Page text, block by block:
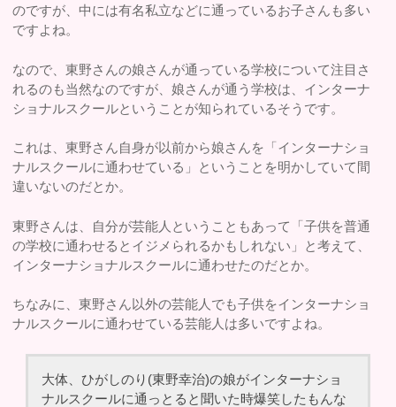
のですが、中には有名私立などに通っているお子さんも多い
ですよね。
なので、東野さんの娘さんが通っている学校について注目さ
れるのも当然なのですが、娘さんが通う学校は、インターナ
ショナルスクールということが知られているそうです。
これは、東野さん自身が以前から娘さんを「インターナショ
ナルスクールに通わせている」ということを明かしていて間
違いないのだとか。
東野さんは、自分が芸能人ということもあって「子供を普通
の学校に通わせるとイジメられるかもしれない」と考えて、
インターナショナルスクールに通わせたのだとか。
ちなみに、東野さん以外の芸能人でも子供をインターナショ
ナルスクールに通わせている芸能人は多いですよね。
大体、ひがしのり(東野幸治)の娘がインターナショ
ナルスクールに通っとると聞いた時爆笑したもんな